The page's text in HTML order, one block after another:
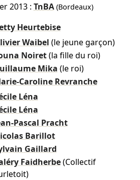
2013: TnBA(Bordeaux)
Heurtebise
Waibel (le jeune garçon)
Noiret (la fille du roi)
Mika (le roi)
Caroline Revranche
Léna
Léna
Pascal Pracht
Barillot
Gaillard
Faidherbe (Collectif